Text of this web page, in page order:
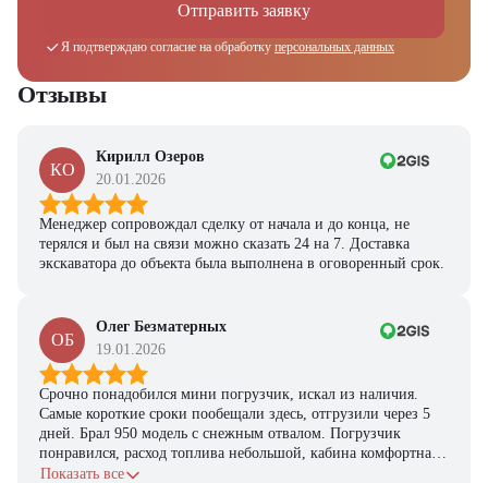
Отправить заявку
Я подтверждаю согласие на обработку персональных данных
Отзывы
КО
Кирилл Озеров
20.01.2026
Менеджер сопровождал сделку от начала и до конца, не
терялся и был на связи можно сказать 24 на 7. Доставка
экскаватора до объекта была выполнена в оговоренный срок.
ОБ
Олег Безматерных
19.01.2026
Срочно понадобился мини погрузчик, искал из наличия.
Самые короткие сроки пообещали здесь, отгрузили через 5
дней. Брал 950 модель с снежным отвалом. Погрузчик
понравился, расход топлива небольшой, кабина комфортная,
с задачами справляется.
Показать все
Получите выгодное
из наличия!
Ответьте на несколько вопросов — мы предоставим
персональную подборку моделей и лучшие условия
покупки
Получить предложение